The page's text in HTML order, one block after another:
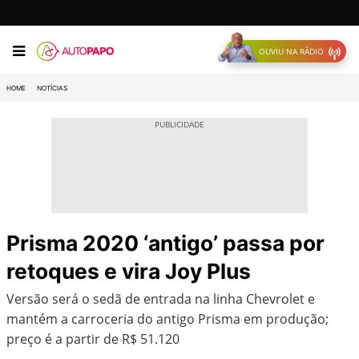
OUVIU NA RÁDIO
HOME NOTÍCIAS
Prisma 2020 ‘antigo’ passa por
retoques e vira Joy Plus
Versão será o sedã de entrada na linha Chevrolet e
mantém a carroceria do antigo Prisma em produção;
preço é a partir de R$ 51.120